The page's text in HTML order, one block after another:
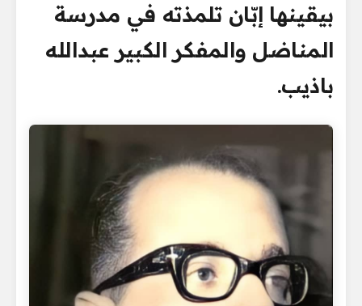
بيقينها إبّان تلمذته في مدرسة
المناضل والمفكر الكبير عبدالله
باذيب.